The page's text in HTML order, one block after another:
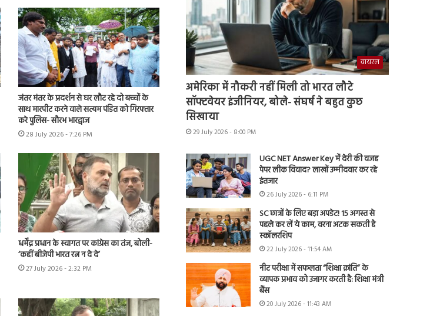
जंतर मंतर के प्रदर्शन से घर लौट रहे दो बच्चों के
साथ मारपीट करने वाले सत्यम पंडित को गिरफ्तार
करे पुलिस- सौरभ भारद्वाज
28 July 2026 - 7:26 PM
धर्मेंद्र प्रधान के स्वागत पर कांग्रेस का तंज, बोली-
‘कहीं बीजेपी भारत रत्न न दे दे’
27 July 2026 - 2:32 PM
वायरल
अमेरिका में नौकरी नहीं मिली तो भारत लौटे
सॉफ्टवेयर इंजीनियर, बोले- संघर्ष ने बहुत कुछ
सिखाया
29 July 2026 - 8:00 PM
UGC NET Answer Key में देरी की वजह
पेपर लीक विवाद? लाखों उम्मीदवार कर रहे
इंतजार
26 July 2026 - 6:11 PM
SC छात्रों के लिए बड़ा अपडेट! 15 अगस्त से
पहले कर लें ये काम, वरना अटक सकती है
स्कॉलरशिप
22 July 2026 - 11:54 AM
नीट परीक्षा में सफलता “शिक्षा क्रांति” के
व्यापक प्रभाव को उजागर करती है: शिक्षा मंत्री
बैंस
20 July 2026 - 11:43 AM